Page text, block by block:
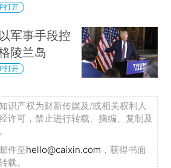
打开
军事手段控
陵兰岛
打开
识产权为财新传媒及/或相关权利人
许可，禁止进行转载、摘编、复制及
件至hello@caixin.com ，获得书面
载。